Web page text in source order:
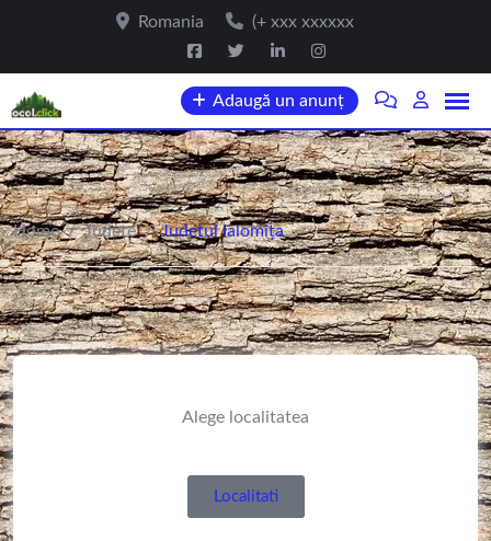
Romania (+ xxx xxxxxx
Adaugă un anunț
Home / Județe / Județul Ialomița
Alege localitatea
Localitati